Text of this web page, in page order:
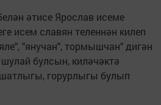
әтисе Ярослав исеме
исем славян теленнән килеп
"янучан", тормышчан" дигән
булсын, киләчәктә
горурлыгы булып